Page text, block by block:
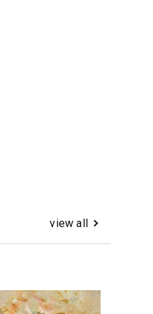
view all